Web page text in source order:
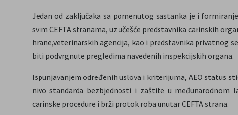
Jedan od zaključaka sa pomenutog sastanka je i
svim CEFTA stranama, uz učešće predstavnika carinskih
hrane,veterinarskih agencija, kao i predstavnika privatnog
biti podvrgnute pregledima navedenih inspekcijskih organa.
Ispunjavanjem određenih uslova i kriterijuma, AEO status
nivo standarda bezbjednosti i zaštite u međunarodnom
carinske procedure i brži protok roba unutar CEFTA strana.